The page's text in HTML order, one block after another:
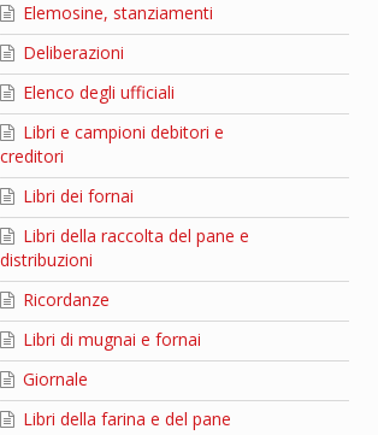
Elemosine, stanziamenti
Deliberazioni
Elenco degli ufficiali
Libri e campioni debitori e
creditori
Libri dei fornai
Libri della raccolta del pane e
distribuzioni
Ricordanze
Libri di mugnai e fornai
Giornale
Libri della farina e del pane